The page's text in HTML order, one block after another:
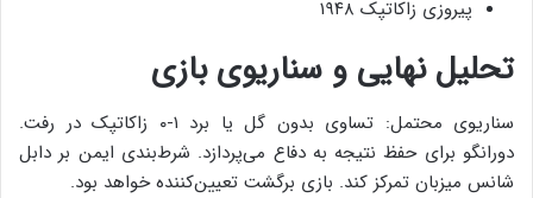
پیروزی زاکاتپک ۱۹۴۸
تحلیل نهایی و سناریوی بازی
سناریوی محتمل: تساوی بدون گل یا برد ۱-۰ زاکاتپک در رفت.
دورانگو برای حفظ نتیجه به دفاع می‌پردازد. شرط‌بندی ایمن بر دابل
شانس میزبان تمرکز کند. بازی برگشت تعیین‌کننده خواهد بود.